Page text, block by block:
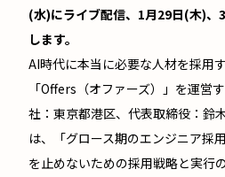
(水)にライブ配信、1月29日(木)、
します。
AI時代に本当に必要な人材を採用
「Offers（オファーズ）」を運営
社：東京都港区、代表取締役：鈴
は、「グロース期のエンジニア採
を止めないための採用戦略と実行